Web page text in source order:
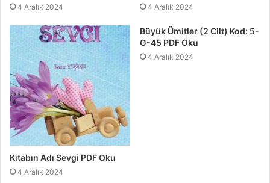
4 Aralık 2024 4 Aralık 2024
Kitabın Adı Sevgi PDF Oku
4 Aralık 2024
Büyük Ümitler (2 Cilt) Kod: 5-
G-45 PDF Oku
4 Aralık 2024